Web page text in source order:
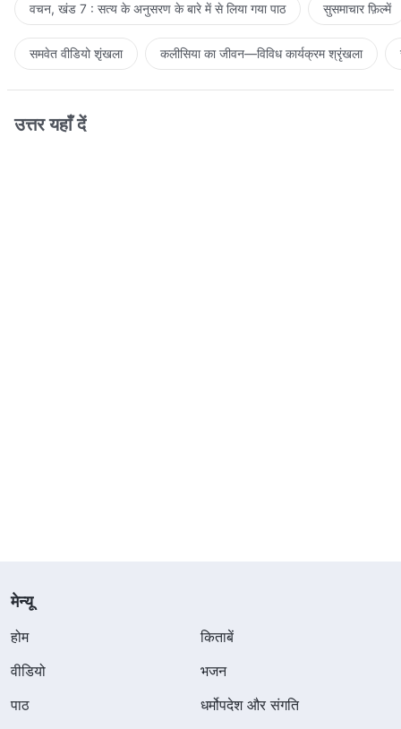
वचन, खंड 7 : सत्य के अनुसरण के बारे में से लिया गया पाठ सुसमाचार फ़िल्में
समवेत वीडियो शृंखला कलीसिया का जीवन—विविध कार्यक्रम श्रृंखला
उत्तर यहाँ दें
मेन्यू
होम
किताबें
वीडियो
भजन
पाठ
धर्मोपदेश और संगति